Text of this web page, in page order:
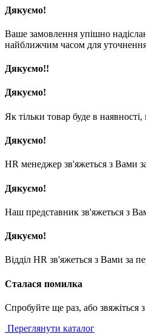
Дякуємо!
Ваше замовлення упішно
найближчим часом для
Дякуємо!!
Дякуємо!
Як тільки товар буде в
Дякуємо!
HR менеджер зв'яжеться з Вами
Дякуємо!
Наш представник зв'яжеться з
Дякуємо!
Відділ HR зв'яжеться з Вами за
Сталася помилка
Спробуйте ще раз, або звяжіться
Переглянути каталог